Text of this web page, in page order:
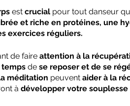
est crucial pour tout danseur
et riche en protéines, une
exercices réguliers.
de faire attention à la
temps de se reposer et de se
méditation peuvent aider à la
à développer votre